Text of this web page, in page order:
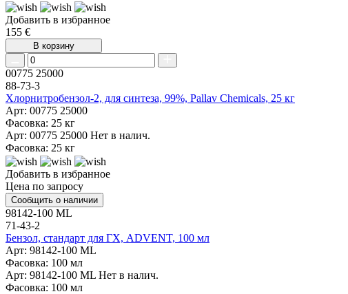
Добавить в избранное
155 €
В корзину
00775 25000
88-73-3
Хлорнитробензол-2, для синтеза, 99%, Pallav Chemicals, 25 кг
Арт: 00775 25000
Фасовка: 25 кг
Арт: 00775 25000 Нет в налич.
Фасовка: 25 кг
Добавить в избранное
Цена по запросу
Сообщить о наличии
98142-100 ML
71-43-2
Бензол, стандарт для ГХ, ADVENT, 100 мл
Арт: 98142-100 ML
Фасовка: 100 мл
Арт: 98142-100 ML Нет в налич.
Фасовка: 100 мл